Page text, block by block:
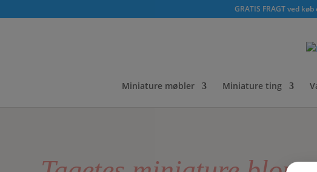
GRATIS FRAGT ved
Miniature møbler Miniature ting